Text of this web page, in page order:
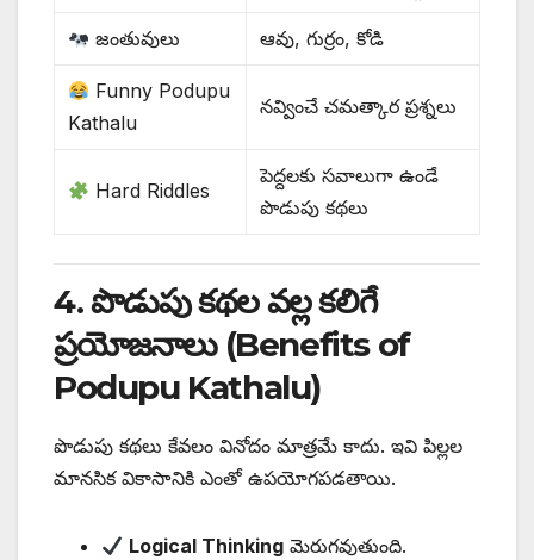
జంతువులు ఆవు, గుర్రం, కోడి
Funny Podupu
Kathalu
నవ్వించే చమత్కార ప్రశ్నలు
Hard Riddles
పెద్దలకు సవాలుగా ఉండే
పొడుపు కథలు
4. పొడుపు కథల వల్ల కలిగే
ప్రయోజనాలు (Benefits of
Podupu Kathalu)
పొడుపు కథలు కేవలం వినోదం మాత్రమే కాదు. ఇవి పిల్లల
మానసిక వికాసానికి ఎంతో ఉపయోగపడతాయి.
Logical Thinking మెరుగవుతుంది.